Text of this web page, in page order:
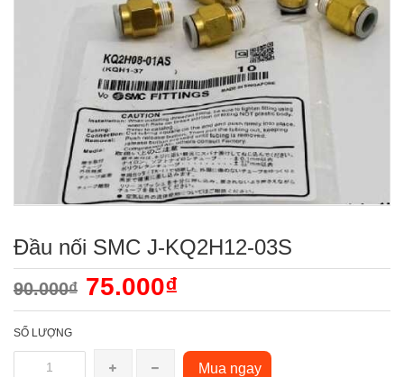
Đầu nối SMC J-KQ2H12-03S
90.000₫ 75.000₫
SỐ LƯỢNG
Mua ngay